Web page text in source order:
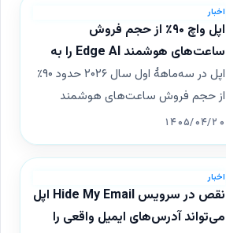
شیشه و تغییرات اساسی در ظاهر عرضه
گردد.
اخبار
اپل واچ ۹۰٪ از حجم فروش
ساعت‌های هوشمند Edge AI را به
خود اختصاص داد.
اپل در سه‌ماههٔ اول سال ۲۰۲۶ حدود ۹۰٪
از حجم فروش ساعت‌های هوشمند
همین دوره، هوش مصنوعی روی
دستگاه‌ها به ۲۵٪ از کل بازار جهانی دست
یافت.
۱۴۰۵/۰۴/۲۰
اخبار
نقص در سرویس Hide My Email اپل
می‌تواند آدرس‌های ایمیل واقعی را